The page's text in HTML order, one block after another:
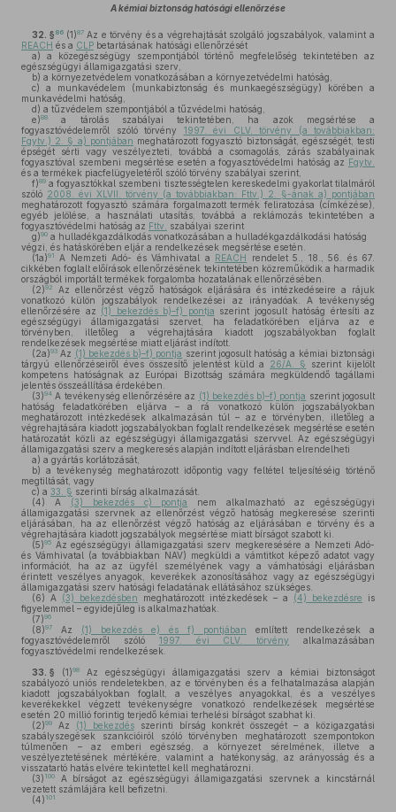
A kémiai biztonság hatósági ellenőrzése
32. § 86 (1)87Az e törvény és a végrehajtását szolgáló jogszabályok, valamint a
REACH és a CLP betartásának hatósági ellenőrzését
a) a közegészségügy szempontjából történő megfelelőség tekintetében az
egészségügyi államigazgatási szerv,
b) a környezetvédelem vonatkozásában a környezetvédelmi hatóság,
c) a munkavédelem (munkabiztonság és munkaegészségügy) körében a
munkavédelmi hatóság,
d) a tűzvédelem szempontjából a tűzvédelmi hatóság,
e)88
a tárolás szabályai tekintetében, ha azok megsértése a
fogyasztóvédelemről szóló törvény 1997. évi CLV. törvény (a továbbiakban:
Fgytv.) 2. § a) pontjában meghatározott fogyasztó biztonságát, egészségét, testi
épségét sérti vagy veszélyezteti, továbbá a csomagolás, zárás szabályainak
fogyasztóval szembeni megsértése esetén a fogyasztóvédelmi hatóság az Fgytv.
és a termékek piacfelügyeletéről szóló törvény szabályai szerint,
f)89 a fogyasztókkal szembeni tisztességtelen kereskedelmi gyakorlat tilalmáról
szóló 2008. évi XLVII. törvény (a továbbiakban: Fttv.) 2. §-ának a) pontjában
meghatározott fogyasztó számára forgalmazott termék feliratozása (címkézése),
egyéb jelölése, a használati utasítás, továbbá a reklámozás tekintetében a
fogyasztóvédelmi hatóság az Fttv.
szabályai szerint
g)90 a hulladékgazdálkodás vonatkozásában a hulladékgazdálkodási hatóság
végzi, és hatáskörében eljár a rendelkezések megsértése esetén.
(1a)91 A Nemzeti Adó- és Vámhivatal a REACH
rendelet 5., 18., 56. és 67.
cikkében foglalt előírások ellenőrzésének tekintetében közreműködik a harmadik
országból importált termékek forgalomba hozatalának ellenőrzésében.
(2)92
Az ellenőrzést végző hatóságok eljárására és intézkedéseire a rájuk
vonatkozó külön jogszabályok rendelkezései az irányadóak. A tevékenység
ellenőrzésére az (1) bekezdés b)–f) pontja szerint jogosult hatóság értesíti az
egészségügyi államigazgatási szervet, ha feladatkörében eljárva az e
törvényben, illetőleg a végrehajtására kiadott jogszabályokban foglalt
rendelkezések megsértése miatt eljárást indított.
(2a)93 Az (1) bekezdés b)–f) pontja szerint jogosult hatóság a kémiai biztonsági
tárgyú ellenőrzéseiről éves összesítő jelentést küld a 26/A. §
szerint kijelölt
kompetens hatóságnak az Európai Bizottság számára megküldendő tagállami
jelentés összeállítása érdekében.
(3)94 A tevékenység ellenőrzésére az (1) bekezdés b)–f) pontja szerint jogosult
hatóság feladatkörében eljárva – a rá vonatkozó külön jogszabályokban
meghatározott intézkedések alkalmazásán túl – az e törvényben, illetőleg a
végrehajtására kiadott jogszabályokban foglalt rendelkezések megsértése esetén
határozatát közli az egészségügyi államigazgatási szervvel. Az egészségügyi
államigazgatási szerv a megkeresés alapján indított eljárásban elrendelheti
a) a gyártás korlátozását,
b) a tevékenység meghatározott időpontig vagy feltétel teljesítéséig történő
megtiltását, vagy
c) a 33. § szerinti bírság alkalmazását.
(4) A (3) bekezdés c) pontja
nem alkalmazható az egészségügyi
államigazgatási szervnek az ellenőrzést végző hatóság megkeresése szerinti
eljárásában, ha az ellenőrzést végző hatóság az eljárásában e törvény és a
végrehajtására kiadott jogszabályok megsértése miatt bírságot szabott ki.
(5)95 Az egészségügyi államigazgatási szerv megkeresésére a Nemzeti Adó-
és Vámhivatal (a továbbiakban NAV) megküldi a vámtitkot képező adatot vagy
információt, ha az az ügyfél személyének vagy a vámhatósági eljárásban
érintett veszélyes anyagok, keverékek azonosításához vagy az egészségügyi
államigazgatási szerv hatósági feladatának ellátásához szükséges.
(6) A (3) bekezdésben meghatározott intézkedések – a (4) bekezdésre is
figyelemmel – egyidejűleg is alkalmazhatóak.
(7)96
(8)97 Az (1) bekezdés e) és f) pontjában említett rendelkezések a
fogyasztóvédelemről szóló 1997. évi CLV. törvény alkalmazásában
fogyasztóvédelmi rendelkezések.
33. § (1)98Az egészségügyi államigazgatási szerv a kémiai biztonságot
szabályozó uniós rendeletekben, az e törvényben és a felhatalmazása alapján
kiadott jogszabályokban foglalt, a veszélyes anyagokkal, és a veszélyes
keverékekkel végzett tevékenységre vonatkozó rendelkezések megsértése
esetén 20 millió forintig terjedő kémiai terhelési bírságot szabhat ki.
(2)99 Az (1) bekezdésszerinti bírság konkrét összegét – a közigazgatási
szabályszegések szankcióiról szóló törvényben meghatározott szempontokon
túlmenően – az emberi egészség, a környezet sérelmének, illetve a
veszélyeztetésének mértékére, valamint a hatékonyság, az arányosság és a
visszatartó hatás elvére tekintettel kell meghatározni.
(3) 100
A bírságot az egészségügyi államigazgatási szervnek a kincstárnál
vezetett számlájára kell befizetni.
(4) 101